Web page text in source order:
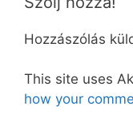
Hozzászólás
This site uses
how your